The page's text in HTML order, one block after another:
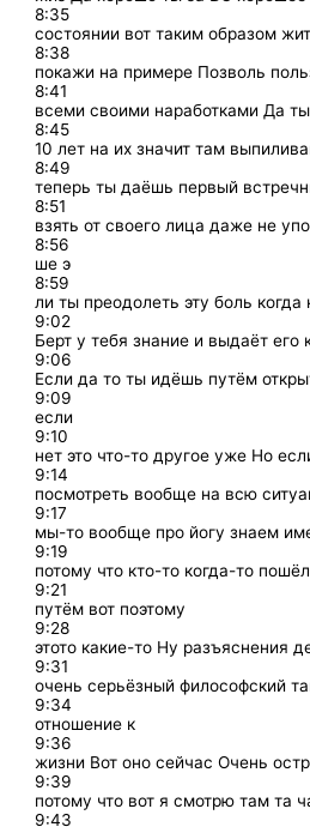
8:35
состоянии вот таким образом
8:38
покажи на примере Позволь
8:41
всеми своими наработками Да ты
8:45
10 лет на их значит там
8:49
теперь ты даёшь первый
8:51
взять от своего лица даже не
8:56
ше э
8:59
ли ты преодолеть эту боль когда
9:02
Берт у тебя знание и выдаёт его
9:06
Если да то ты идёшь путём
9:09
если
9:10
нет это что-то другое уже Но
9:14
посмотреть вообще на всю
9:17
мы-то вообще про йогу знаем
9:19
потому что кто-то когда-то
9:21
путём вот поэтому
9:28
этото какие-то Ну разъяснения
9:31
очень серьёзный философский
9:34
отношение к
9:36
жизни Вот оно сейчас Очень
9:39
потому что вот я смотрю там та
9:43